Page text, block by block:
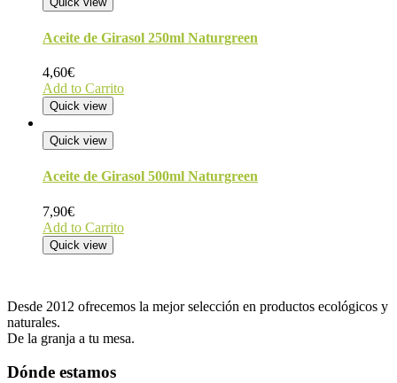
Aceite de Girasol 250ml Naturgreen
4,60€
Add to Carrito
Quick view
Quick view
Aceite de Girasol 500ml Naturgreen
7,90€
Add to Carrito
Quick view
Desde 2012 ofrecemos la mejor selección en productos ecológicos y
naturales.
De la granja a tu mesa.
Dónde estamos